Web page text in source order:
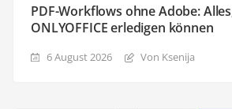
PDF-Workflows ohne Adobe:
ONLYOFFICE erledigen können
6 August 2026 Von Ksenija